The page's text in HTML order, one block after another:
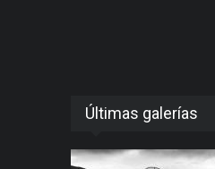
Últimas galerías